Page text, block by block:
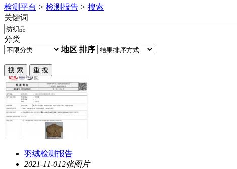
检测平台 > 检测报告 > 搜索
关键词
分类
地区 排序
羽绒检测报告
2021-11-012张图片